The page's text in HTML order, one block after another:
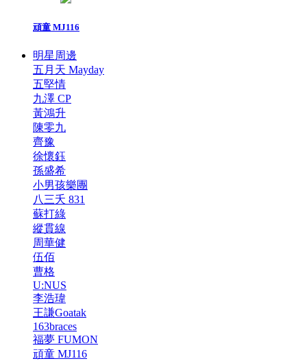
頑童 MJ116
明星周邊
五月天 Mayday
五堅情
九澤 CP
黃鴻升
陳零九
齊豫
徐懷鈺
孫盛希
小男孩樂團
八三夭 831
蘇打綠
縱貫線
周華健
伍佰
曹格
U:NUS
李浩瑋
王謙Goatak
163braces
福夢 FUMON
頑童 MJ116